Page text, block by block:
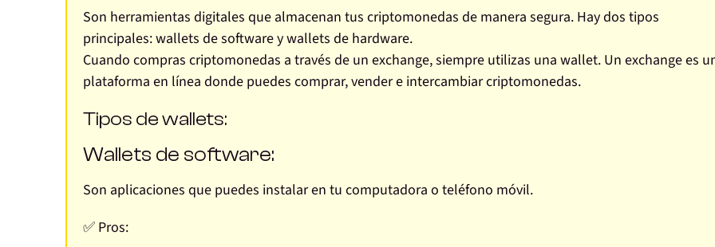
Son herramientas digitales que almacenan tus criptomonedas de manera segura. Hay dos tipos
principales: wallets de software y wallets de hardware.
Cuando compras criptomonedas a través de un exchange, siempre utilizas una wallet. Un exchange es
plataforma en línea donde puedes comprar, vender e intercambiar criptomonedas.
Tipos de wallets:
Wallets de software:
Son aplicaciones que puedes instalar en tu computadora o teléfono móvil.
✅ Pros: